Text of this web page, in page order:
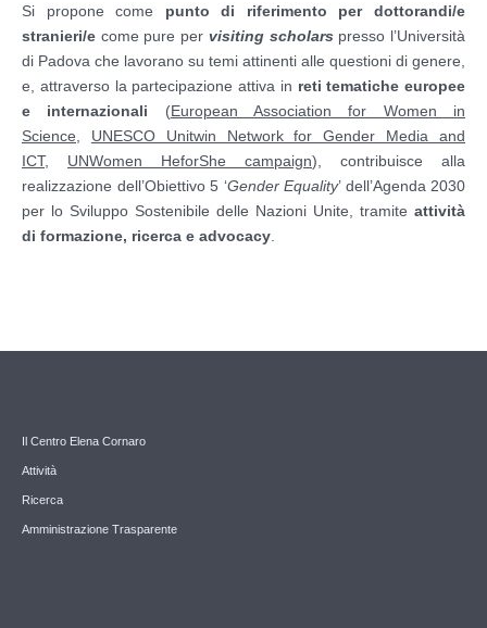
Si propone come punto di riferimento per
dottorandi/e
stranieri/e come pure per visiting scholarspresso l’Università
di Padova che lavorano su temi attinenti alle questioni di genere,
e, attraverso la partecipazione attiva in reti tematiche europee
e internazionali (European Association for Women in
Science
UNESCO Unitwin Network for Gender Media and
ICT, UNWomen HeforShe campaign), contribuisce alla
realizzazione dell’Obiettivo 5 ‘Gender Equality’ dell’Agenda 2030
per lo Sviluppo Sostenibile delle Nazioni Unite, tramite attività
di formazione, ricerca e advocacy
Il Centro Elena Cornaro
Attività
Ricerca
Amministrazione Trasparente